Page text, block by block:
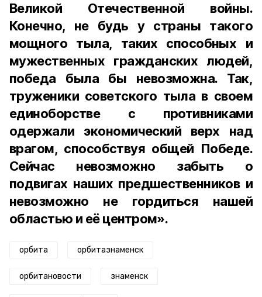
Великой Отечественной войны.
Конечно, не будь у страны такого
мощного тыла, таких способных и
мужественных гражданских людей,
победа была бы невозможна. Так,
труженики советского тыла в своем
единоборстве с противниками
одержали экономический верх над
врагом, способствуя общей Победе.
Сейчас невозможно забыть о
подвигах наших предшественников и
невозможно не гордиться нашей
областью и её центром».
орбита орбитазнаменск
орбитановости знаменск